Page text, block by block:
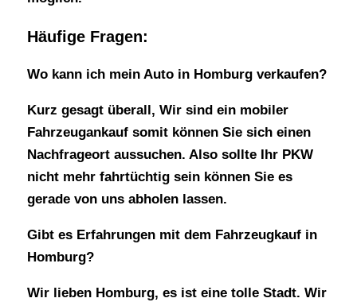
Häufige Fragen:
Wo kann ich mein Auto in Homburg verkaufen?
Kurz gesagt überall, Wir sind ein mobiler
Fahrzeugankauf somit können Sie sich einen
Nachfrageort aussuchen. Also sollte Ihr PKW
nicht mehr fahrtüchtig sein können Sie es
gerade von uns abholen lassen.
Gibt es Erfahrungen mit dem Fahrzeugkauf in
Homburg?
Wir lieben Homburg, es ist eine tolle Stadt. Wir